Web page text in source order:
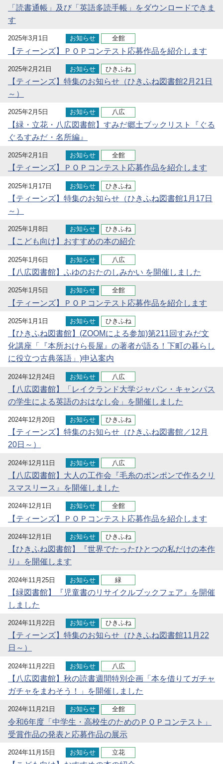
「読書通帳」及び「英語多読手帳」をダウンロードできま
す
2025年3月1日 お知らせ 全館
【ティーンズ】ＰＯＰコンテスト応募作品を紹介します
2025年2月21日 お知らせ ひきふね
【ティーンズ】特集のお知らせ（ひきふね図書館2月21日
～）
2025年2月5日 お知らせ 八広
【緑・立花・八広図書館】すみだ郷土ブックリスト『ぐる
ぐるすみだ・名所編』
2025年2月1日 お知らせ 全館
【ティーンズ】ＰＯＰコンテスト応募作品を紹介します
2025年1月17日 お知らせ ひきふね
【ティーンズ】特集のお知らせ（ひきふね図書館1月17日
～）
2025年1月8日 お知らせ ひきふね
【こども向け】おすすめの本の紹介
2025年1月6日 お知らせ 八広
【八広図書館】ふゆのおたのしみかい を開催しました
2025年1月5日 お知らせ 全館
【ティーンズ】ＰＯＰコンテスト応募作品を紹介します
2025年1月1日 お知らせ ひきふね
【ひきふね図書館】(ZOOMによる参加)第211回すみだ文
化講座「『本所おけら長屋』の著者が語る！下町の暮らし
に役立つ古典落語」)申込案内
2024年12月24日 お知らせ 八広
【八広図書館】「レイクランド大学ジャパン・キャンパス
の学生による英語のおはなし会」を開催しました
2024年12月20日 お知らせ ひきふね
【ティーンズ】特集のお知らせ（ひきふね図書館／12月
20日～）
2024年12月11日 お知らせ 八広
【八広図書館】大人の工作会『毛糸のポンポンで作るクリ
スマスリース』を開催しました
2024年12月1日 お知らせ 全館
【ティーンズ】ＰＯＰコンテスト応募作品を紹介します
2024年12月1日 お知らせ ひきふね
【ひきふね図書館】『世界でたったひとつの私だけの本作
り』を開催します
2024年11月25日 お知らせ 緑
【緑図書館】『児童書のリサイクルブックフェア』を開催
しました
2024年11月22日 お知らせ ひきふね
【ティーンズ】特集のお知らせ（ひきふね図書館11月22
日～）
2024年11月22日 お知らせ 八広
【八広図書館】秋の読書週間特別企画「本を借りてガチャ
ガチャをまわそう！」を開催しました
2024年11月21日 お知らせ 全館
令和6年度「中学生・高校生のためのＰＯＰコンテスト」
受賞作品の発表と応募作品の展示
2024年11月15日 お知らせ 立花